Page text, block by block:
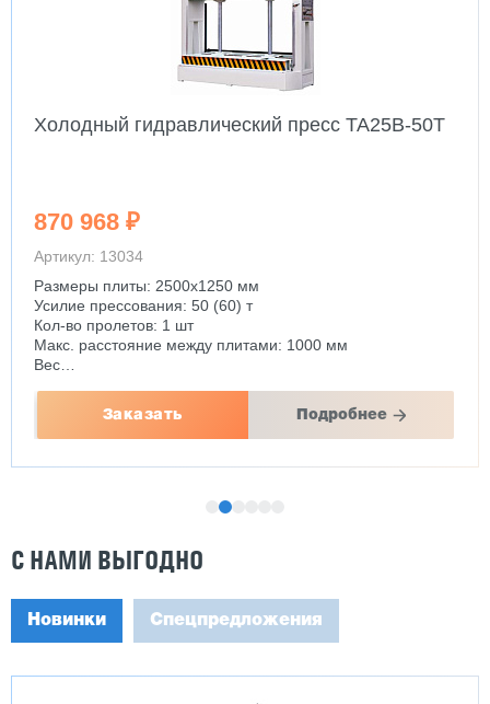
Холодный гидравлический пресс TA25B-50T
870 968 ₽
Артикул: 13034
Размеры плиты: 2500х1250 мм
Усилие прессования: 50 (60) т
Кол-во пролетов: 1 шт
Макс. расстояние между плитами: 1000 мм
Вес…
Заказать Подробнее
С НАМИ ВЫГОДНО
Новинки Спецпредложения